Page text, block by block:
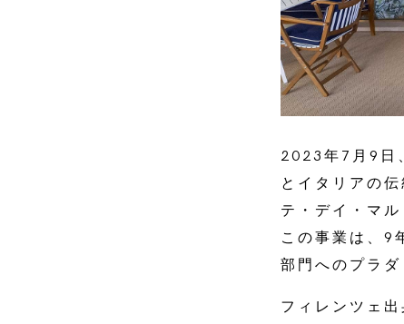
2023年7月9日
とイタリアの
テ・デイ・マ
この事業は、9
部門へのプラ
フィレンツェ